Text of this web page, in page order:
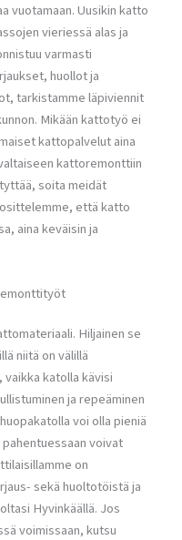
vuotamaan. Uusikin katto
vieriessä alas ja
varmasti
huollot ja
tarkistamme läpiviennit
Mikään kattotyö ei
kattopalvelut aina
kattoremonttiin
soita meidät
että katto
aina keväisin ja
Hiljainen se
niitä on välillä
vaikka katolla kävisi
ja repeäminen
voi olla pieniä
voivat
on
sekä huoltotöistä ja
Hyvinkäällä. Jos
voimissaan, kutsu